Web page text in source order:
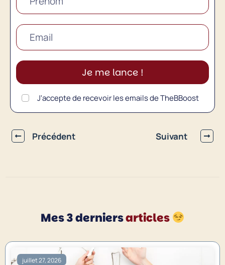
Je me lance !
J'accepte de recevoir les emails de TheBBoost
Précédent Suivant
Mes 3 derniersarticles
juillet 27, 2026